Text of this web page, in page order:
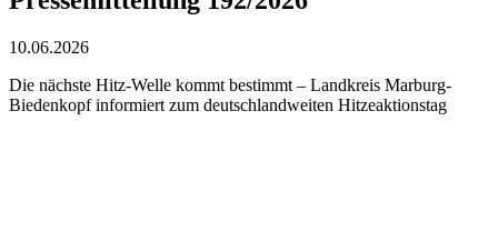
10.06.2026
Die nächste Hitz-Welle kommt bestimmt – Landkreis Marburg-
Biedenkopf informiert zum deutschlandweiten Hitzeaktionstag